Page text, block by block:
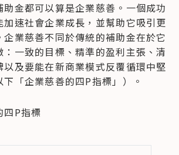
金都可以算是企業慈善。一個成功
加速社會企業成長，並幫助它吸引更
業慈善不同於傳統的補助金在於它
一致的目標、精準的盈利主張、清
以及要能在新商業模式反覆循環中堅
「企業慈善的四P指標」）。
四P指標